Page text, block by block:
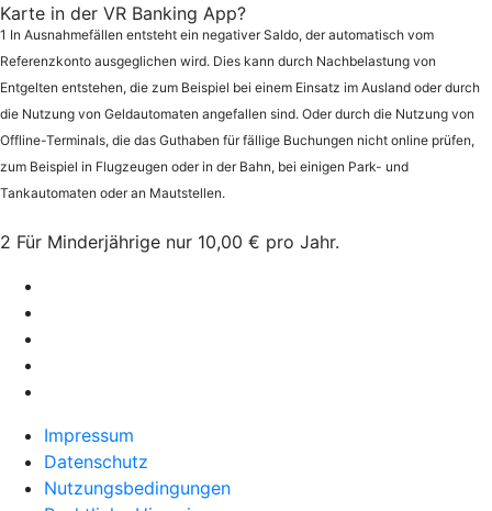
Karte in der VR Banking App?
1 In Ausnahmefällen entsteht ein negativer Saldo, der automatisch vom
Referenzkonto ausgeglichen wird. Dies kann durch Nachbelastung von
Entgelten entstehen, die zum Beispiel bei einem Einsatz im Ausland oder durch
die Nutzung von Geldautomaten angefallen sind. Oder durch die Nutzung von
Offline-Terminals, die das Guthaben für fällige Buchungen nicht online prüfen,
zum Beispiel in Flugzeugen oder in der Bahn, bei einigen Park- und
Tankautomaten oder an Mautstellen.
2 Für Minderjährige nur 10,00 € pro Jahr.
Impressum
Datenschutz
Nutzungsbedingungen